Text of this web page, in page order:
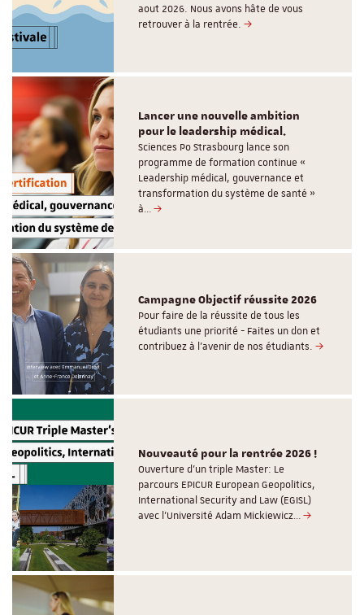
aout 2026. Nous avons hâte de vous
retrouver à la rentrée.
Lancer une nouvelle ambition
pour le leadership médical.
Sciences Po Strasbourg lance son
programme de formation continue «
Leadership médical, gouvernance et
transformation du système de santé »
à…
Campagne Objectif réussite 2026
Pour faire de la réussite de tous les
étudiants une priorité - Faites un don et
contribuez à l’avenir de nos étudiants.
Nouveauté pour la rentrée 2026 !
Ouverture d'un triple Master: Le
parcours EPICUR European Geopolitics,
International Security and Law (EGISL)
avec l’Université Adam Mickiewicz…